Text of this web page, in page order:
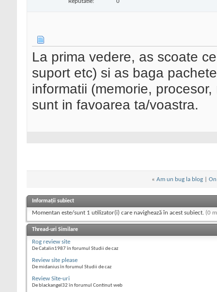
La prima vedere, as scoate
suport etc) si as baga
informatii (memorie,
sunt in favoarea ta/voastra.
« Am un bug la blog|
Informații subiect
Momentan este/sunt 1 utilizator(i) care navighează în acest subiect. (0
Thread-uri Similare
Rog review site
De Catalin1987 în forumul Studii de caz
Review site please
De midanius în forumul Studii de caz
Review Site-uri
De blackangel32 în forumul Continut web